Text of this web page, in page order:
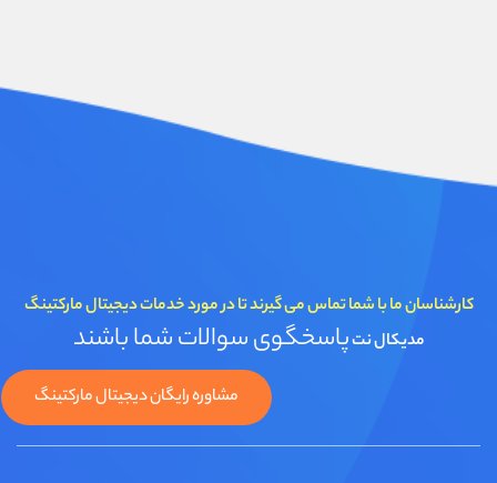
کارشناسان ما با شما تماس می گیرند تا در مورد خدمات دیجیتال مارکتینگ
مدیکال نتپاسخگوی سوالات شما باشند
مشاوره رایگان دیجیتال مارکتینگ